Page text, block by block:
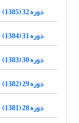
دوره 32 (1385)
دوره 31 (1384)
دوره 30 (1383)
دوره 29 (1382)
دوره 28 (1381)